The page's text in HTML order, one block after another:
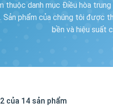
thuộc danh mục Điều hòa
Sản phẩm của chúng tôi được
bền và hiệu suất
của 14 sản phẩm